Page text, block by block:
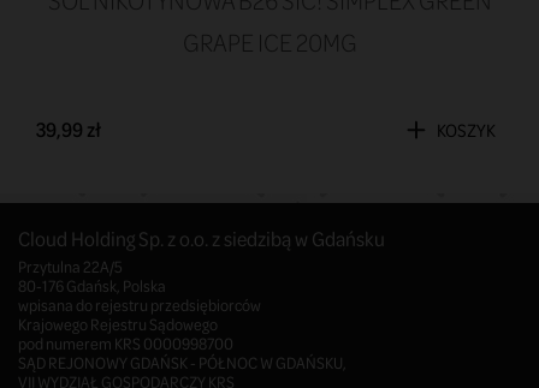
GRAPE ICE 20MG
39,99 zł KOSZYK
Cloud Holding Sp. z o.o. z siedzibą w Gdańsku
Przytulna 22A/5
80-176 Gdańsk, Polska
wpisana do rejestru przedsiębiorców
Krajowego Rejestru Sądowego
pod numerem KRS 0000998700
SĄD REJONOWY GDAŃSK - PÓŁNOC W GDAŃSKU,
VII WYDZIAŁ GOSPODARCZY KRS